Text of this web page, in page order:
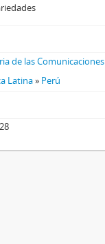
de las Comunicaciones
Latina» Perú